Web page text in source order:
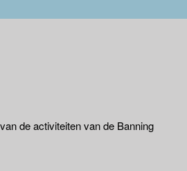
de activiteiten van de Banning